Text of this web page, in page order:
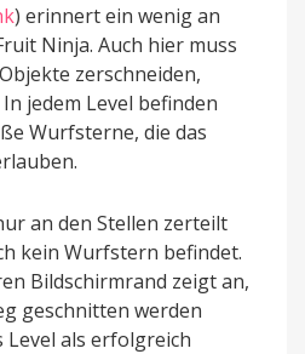
) erinnert ein wenig an
Ninja. Auch hier muss
zerschneiden,
jedem Level befinden
Wurfsterne, die das
an den Stellen zerteilt
kein Wurfstern befindet.
Bildschirmrand zeigt an,
geschnitten werden
Level als erfolgreich